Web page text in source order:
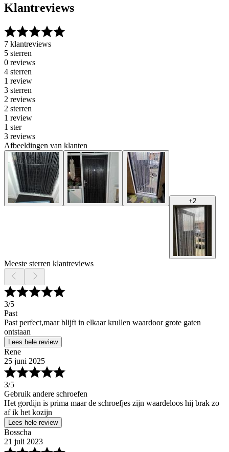
Klantreviews
7 klantreviews
5 sterren
0 reviews
4 sterren
1 review
3 sterren
2 reviews
2 sterren
1 review
1 ster
3 reviews
Afbeeldingen van klanten
+2
Meeste sterren klantreviews
3/5
Past
Past perfect,maar blijft in elkaar krullen waardoor grote gaten
ontstaan
Lees hele review
Rene
25 juni 2025
3/5
Gebruik andere schroefen
Het gordijn is prima maar de schroefjes zijn waardeloos hij brak zo
af ik het kozijn
Lees hele review
Bosscha
21 juli 2023